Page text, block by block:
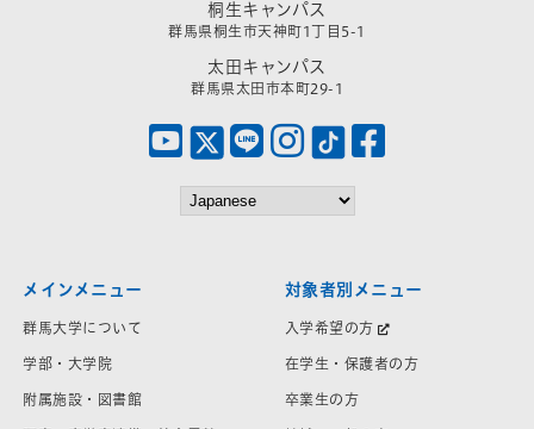
桐生キャンパス
群馬県桐生市天神町1丁目5-1
太田キャンパス
群馬県太田市本町29-1
メインメニュー
群馬大学について
学部・大学院
附属施設・図書館
対象者別メニュー
入学希望の方
在学生・保護者の方
卒業生の方